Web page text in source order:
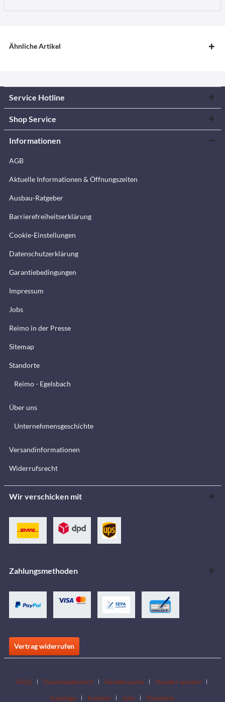
Ähnliche Artikel
Service Hotline
Shop Service
Informationen
AGB
Aktuelle Informationen & Öffnungszeiten
Ausbau-Ratgeber
Barrierefreiheitserklärung
Cookie-Einstellungen
Datenschutzerklärung
Garantiebedingungen
Impressum
Jobs
Reimo in der Presse
Sitemap
Standorte
Reimo - Egelsbach
Über uns
Unternehmensgeschichte
Versandinformationen
Widerrufsrecht
Wir verschicken mit
Zahlungsmethoden
Vertrag widerrufen
FAQs Downloadbereich Händlersuche
Händler werden
Kataloge
Kontakt Jobs Standorte